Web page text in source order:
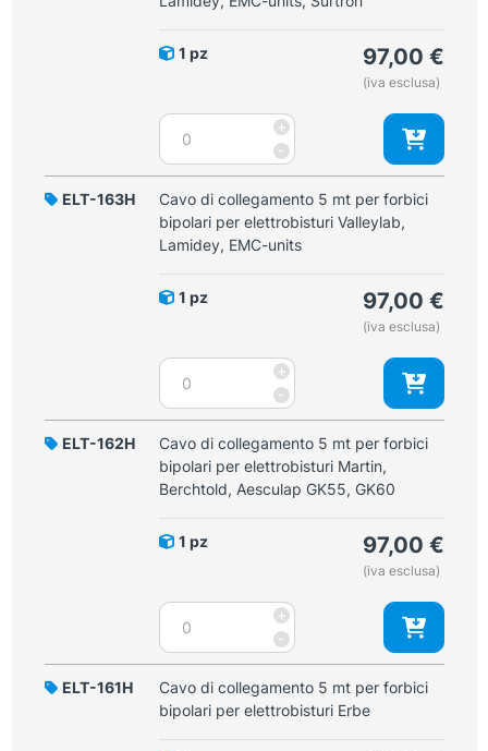
per
Berchtold,
Aesculap
GK55,
GK60
quantità
1 pz 97,00 €
(iva esclusa)
-
Cavo
collegamento
3
mt
per
per
Lamidey,
EMC-
units,
Surtron
quantità
+
ELT-163H
Cavo di collegamento 5 mt per forbici
bipolari per elettrobisturi Valleylab,
Lamidey, EMC-units
1 pz 97,00 €
(iva esclusa)
-
Cavo
collegamento
5
mt
per
per
Lamidey,
EMC-
units
quantità
+
ELT-162H
Cavo di collegamento 5 mt per forbici
bipolari per elettrobisturi Martin,
Berchtold, Aesculap GK55, GK60
1 pz 97,00 €
(iva esclusa)
-
Cavo
collegamento
5
mt
+
ELT-161H
Cavo di collegamento 5 mt per forbici
bipolari per elettrobisturi Erbe